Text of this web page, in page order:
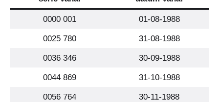
0000 001 01-08-1988
0025 780 31-08-1988
0036 346 30-09-1988
0044 869 31-10-1988
0056 764 30-11-1988